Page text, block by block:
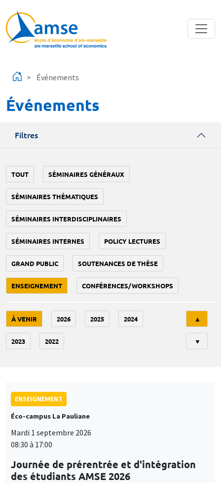
Événements
Événements
Filtres
TOUT SÉMINAIRES GÉNÉRAUX
SÉMINAIRES THÉMATIQUES
SÉMINAIRES INTERDISCIPLINAIRES
SÉMINAIRES INTERNES POLICY LECTURES
GRAND PUBLIC SOUTENANCES DE THÈSE
ENSEIGNEMENT CONFÉRENCES/WORKSHOPS
À VENIR 2026 2025 2024
2023 2022
▲
▼
ENSEIGNEMENT
Éco-campus La Pauliane
Mardi 1 septembre 2026
08:30 à 17:00
Journée de prérentrée et d'intégration
des étudiants AMSE 2026